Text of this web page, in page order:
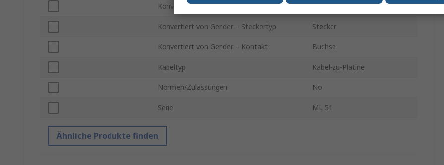
Konvertiert zu Gender – Steckertyp Stecker
Konvertiert von Gender – Steckertyp Stecker
Konvertiert von Gender – Kontakt Buchse
Kabeltyp Kabel-zu-Platine
Normen/Zulassungen No
Serie ML 51
Ähnliche Produkte finden